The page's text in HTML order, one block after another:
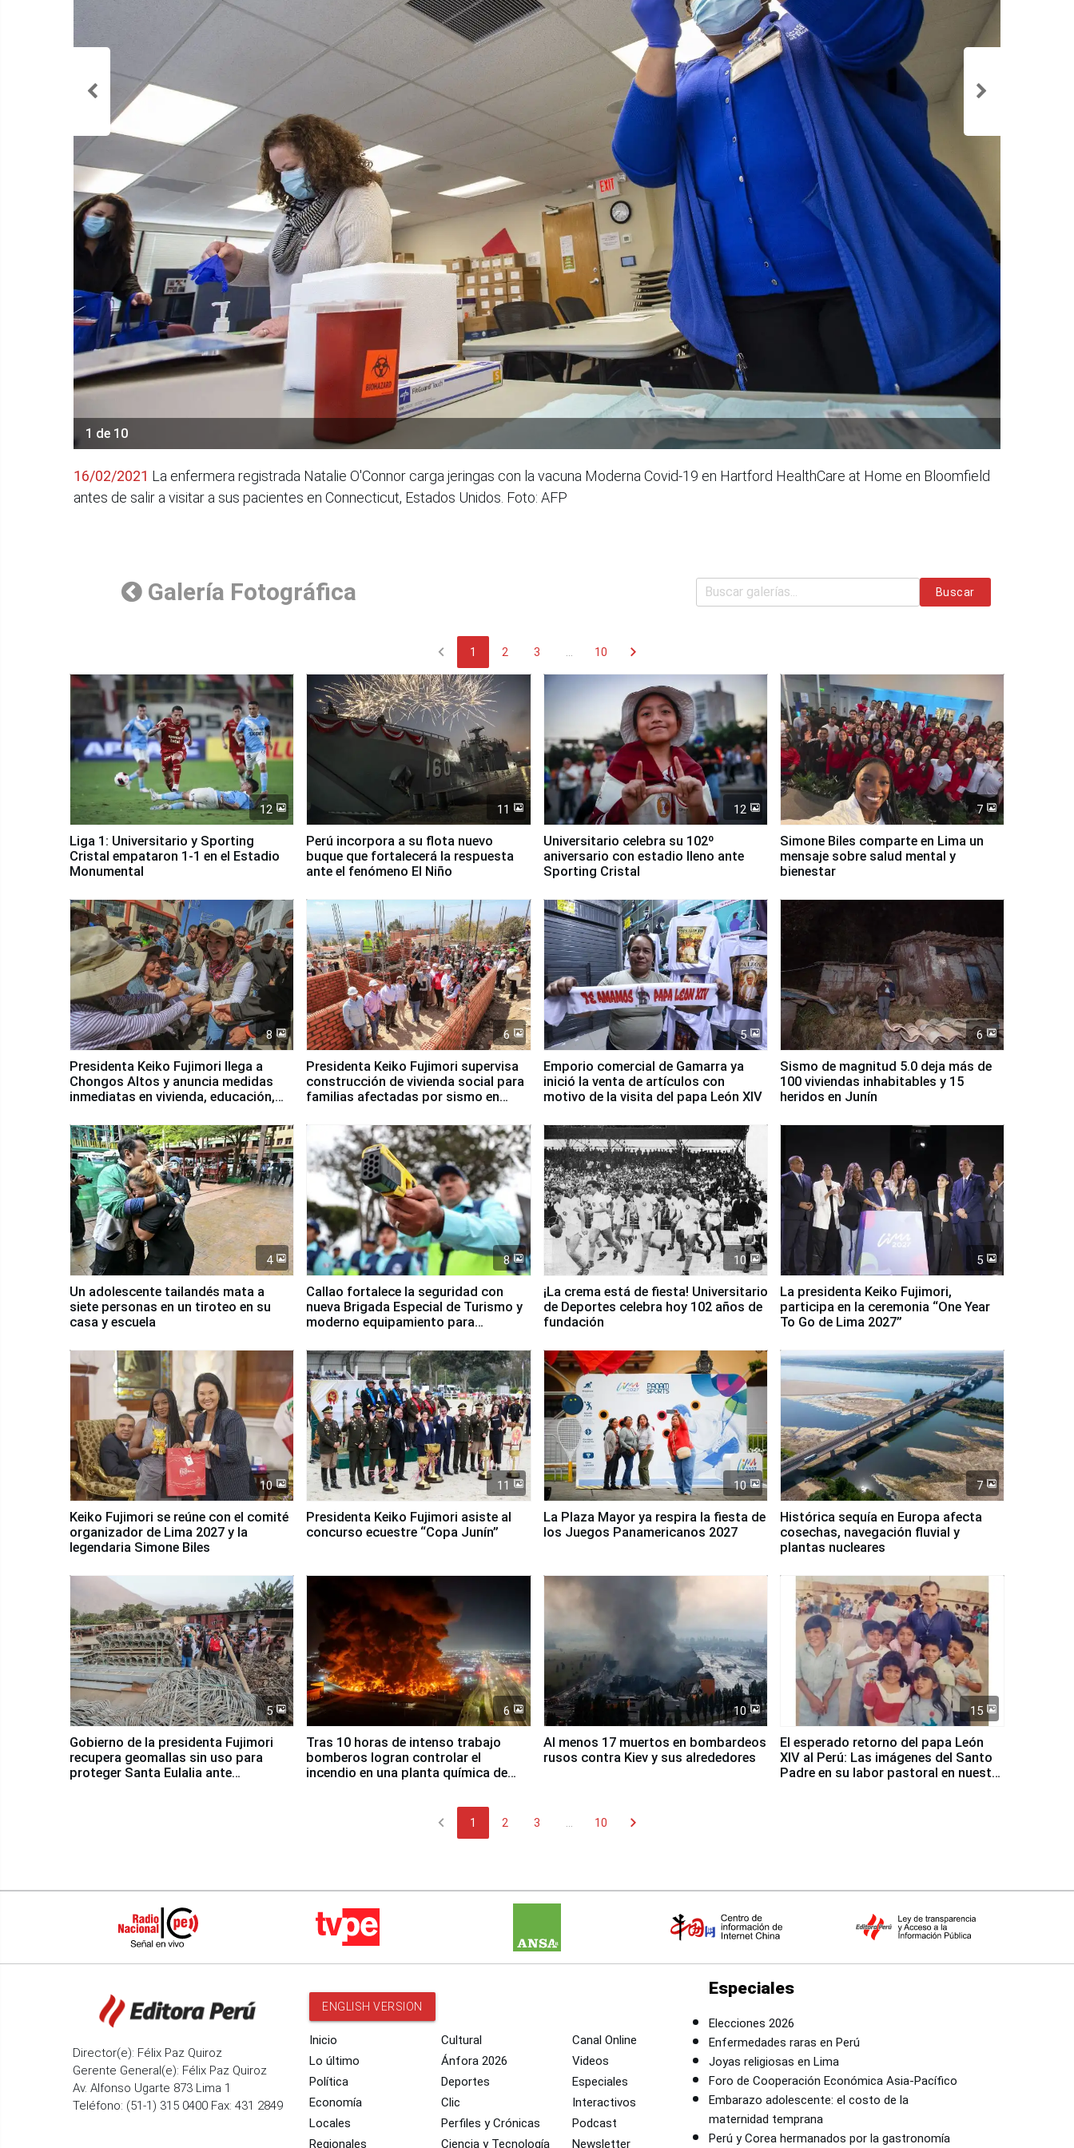
1 de 10
16/02/2021 La enfermera registrada Natalie O'Connor carga jeringas con la vacuna Moderna Covid-19 en Hartford HealthCare at Home en Bloomfield
antes de salir a visitar a sus pacientes en Connecticut, Estados Unidos. Foto: AFP
Galería Fotográfica Buscar
chevron_left 1 2 3 10 chevron_right
12
Liga 1: Universitario y Sporting
Cristal empataron 1-1 en el Estadio
Monumental
11
Perú incorpora a su flota nuevo
buque que fortalecerá la respuesta
ante el fenómeno El Niño
12
Universitario celebra su 102º
aniversario con estadio lleno ante
Sporting Cristal
7
Simone Biles comparte en Lima un
mensaje sobre salud mental y
bienestar
8
Presidenta Keiko Fujimori llega a
Chongos Altos y anuncia medidas
inmediatas en vivienda, educación,
6
Presidenta Keiko Fujimori supervisa
construcción de vivienda social para
familias afectadas por sismo en
5
Emporio comercial de Gamarra ya
inició la venta de artículos con
motivo de la visita del papa León XIV
6
Sismo de magnitud 5.0 deja más de
100 viviendas inhabitables y 15
heridos en Junín
4
Un adolescente tailandés mata a
siete personas en un tiroteo en su
casa y escuela
8
Callao fortalece la seguridad con
nueva Brigada Especial de Turismo y
moderno equipamiento para
10
¡La crema está de fiesta! Universitario
de Deportes celebra hoy 102 años de
fundación
5
La presidenta Keiko Fujimori,
participa en la ceremonia “One Year
To Go de Lima 2027”
10
Keiko Fujimori se reúne con el comité
organizador de Lima 2027 y la
legendaria Simone Biles
11
Presidenta Keiko Fujimori asiste al
concurso ecuestre “Copa Junín”
10
La Plaza Mayor ya respira la fiesta de
los Juegos Panamericanos 2027
7
Histórica sequía en Europa afecta
cosechas, navegación fluvial y
plantas nucleares
5
Gobierno de la presidenta Fujimori
recupera geomallas sin uso para
proteger Santa Eulalia ante
6
Tras 10 horas de intenso trabajo
bomberos logran controlar el
incendio en una planta química de
10
Al menos 17 muertos en bombardeos
rusos contra Kiev y sus alrededores
15
El esperado retorno del papa León
XIV al Perú: Las imágenes del Santo
Padre en su labor pastoral en nuestro
chevron_left 1 2 3 10 chevron_right
Director(e): Félix Paz Quiroz
Gerente General(e): Félix Paz Quiroz
Av. Alfonso Ugarte 873 Lima 1
Teléfono: (51-1) 315 0400 Fax: 431 2849
ENGLISH VERSION
Inicio
Lo último
Política
Economía
Locales
Regionales
Cultural
Ánfora 2026
Deportes
Clic
Perfiles y Crónicas
Ciencia y Tecnología
Canal Online
Videos
Especiales
Interactivos
Podcast
Newsletter
Especiales
Elecciones 2026
Enfermedades raras en Perú
Joyas religiosas en Lima
Foro de Cooperación Económica Asia-Pacífico
Embarazo adolescente: el costo de la
maternidad temprana
Perú y Corea hermanados por la gastronomía